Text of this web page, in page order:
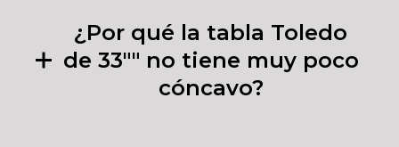
¿Por qué la tabla Toledo
de 33"" no tiene muy poco
cóncavo?